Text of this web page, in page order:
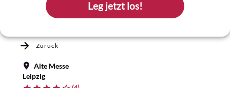
Leg jetzt los!
Zurück
Alte Messe
Leipzig